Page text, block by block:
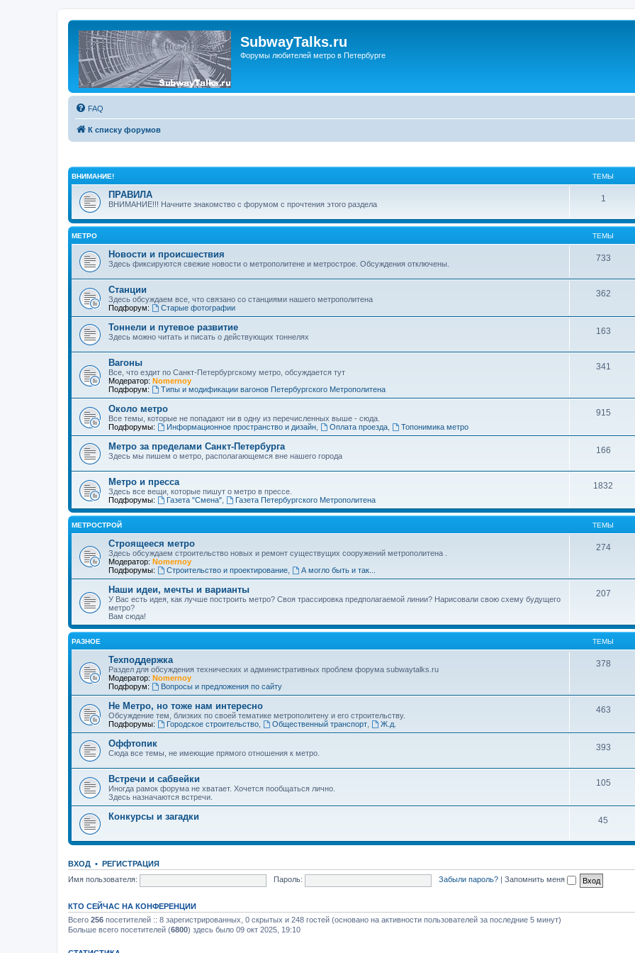
SubwayTalks.ru
Форумы любителей метро в Петербурге
FAQ
К списку форумов
ВНИМАНИЕ! ТЕМЫ
ПРАВИЛА
ВНИМАНИЕ!!! Начните знакомство с форумом с прочтения этого раздела
1
МЕТРО ТЕМЫ
Новости и происшествия
Здесь фиксируются свежие новости о метрополитене и метрострое. Обсуждения отключены.
733
Станции
Здесь обсуждаем все, что связано со станциями нашего метрополитена
Подфорум:
Старые фотографии
362
Тоннели и путевое развитие
Здесь можно читать и писать о действующих тоннелях
163
Вагоны
Все, что ездит по Санкт-Петербургскому метро, обсуждается тут
Модератор: Nomernoy
Подфорум:
Типы и модификации вагонов Петербургского Метрополитена
341
Около метро
Все темы, которые не попадают ни в одну из перечисленных выше - сюда.
Подфорумы:
Информационное пространство и дизайн, Оплата проезда, Топонимика метро
915
Метро за пределами Санкт-Петербурга
Здесь мы пишем о метро, располагающемся вне нашего города
166
Метро и пресса
Здесь все вещи, которые пишут о метро в прессе.
Подфорумы:
Газета "Смена", Газета Петербургского Метрополитена
1832
МЕТРОСТРОЙ ТЕМЫ
Строящееся метро
Здесь обсуждаем строительство новых и ремонт существущих сооружений метрополитена .
Модератор: Nomernoy
Подфорумы:
Строительство и проектирование, А могло быть и так...
274
Наши идеи, мечты и варианты
У Вас есть идея, как лучше построить метро? Своя трассировка предполагаемой линии? Нарисовали свою схему будущего
метро?
Вам сюда!
207
РАЗНОЕ ТЕМЫ
Техподдержка
Раздел для обсуждения технических и административных проблем форума subwaytalks.ru
Модератор: Nomernoy
Подфорум:
Вопросы и предложения по сайту
378
Не Метро, но тоже нам интересно
Обсуждение тем, близких по своей тематике метрополитену и его строительству.
Подфорумы:
Городское строительство, Общественный транспорт, Ж.д.
463
Оффтопик
Сюда все темы, не имеющие прямого отношения к метро.
393
Встречи и сабвейки
Иногда рамок форума не хватает. Хочется пообщаться лично.
Здесь назначаются встречи.
105
Конкурсы и загадки 45
ВХОД • РЕГИСТРАЦИЯ
Имя пользователя:
Пароль: Забыли пароль? Запомнить меня
КТО СЕЙЧАС НА КОНФЕРЕНЦИИ
Всего 256 посетителей :: 8 зарегистрированных, 0 скрытых и 248 гостей (основано на активности пользователей за последние 5 минут)
Больше всего посетителей (6800) здесь было 09 окт 2025, 19:10